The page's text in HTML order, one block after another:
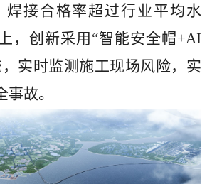
焊接合格率超过行业平均水
，创新采用“智能安全帽+AI
实时监测施工现场风险，实
故。